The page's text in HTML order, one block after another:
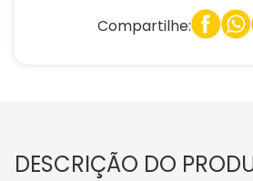
Compartilhe:
DESCRIÇÃO DO